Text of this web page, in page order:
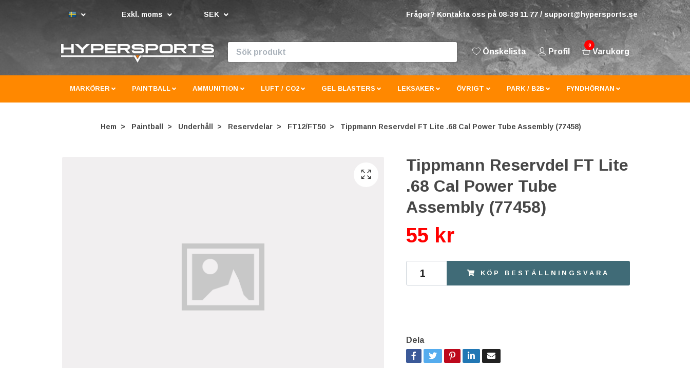
Exkl. moms SEK Frågor? Kontakta oss på 08-39 11 77 / support@hypersports.se
Önskelista Profil
0
Varukorg
MARKÖRER PAINTBALL AMMUNITION LUFT / CO2 GEL BLASTERS LEKSAKER ÖVRIGT PARK / B2B FYNDHÖRNAN
Hem Paintball Underhåll Reservdelar FT12/FT50 Tippmann Reservdel FT Lite .68 Cal Power Tube Assembly (77458)
Tippmann Reservdel FT Lite
.68 Cal Power Tube
Assembly (77458)
55 kr
KÖP BESTÄLLNINGSVARA
Dela